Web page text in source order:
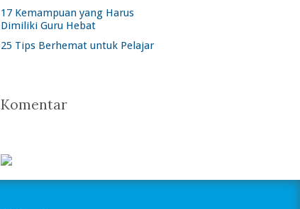
17 Kemampuan yang Harus
Dimiliki Guru Hebat
25 Tips Berhemat untuk Pelajar
Komentar